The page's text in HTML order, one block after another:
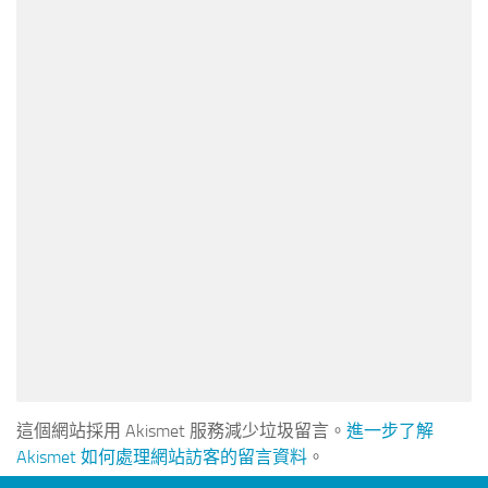
這個網站採用 Akismet 服務減少垃圾留言。 進一步了解
Akismet 如何處理網站訪客的留言資料 。